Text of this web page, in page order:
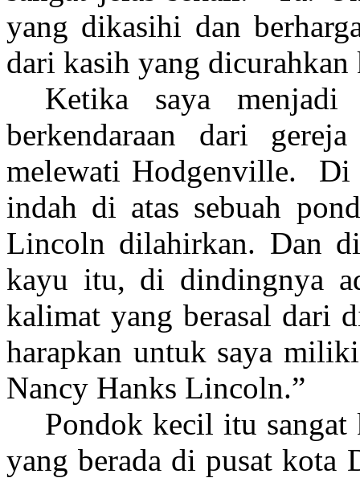
yang dikasihi dan
dari kasih yang dicurahkan
Ketika saya menjadi
berkendaraan dari
melewati Hodgenville. Di
indah di atas sebuah
Lincoln dilahirkan. Dan
kayu itu, di dindingnya
kalimat yang berasal dari
harapkan untuk saya
Nancy Hanks Lincoln.”
Pondok kecil itu
yang berada di pusat kota